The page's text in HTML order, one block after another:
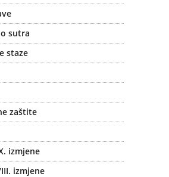
sutra
staze
zaštite
izmjene
izmjene